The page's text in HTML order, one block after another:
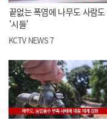
끝없는 폭염에 나무도 사람도
'시들'
KCTV NEWS 7